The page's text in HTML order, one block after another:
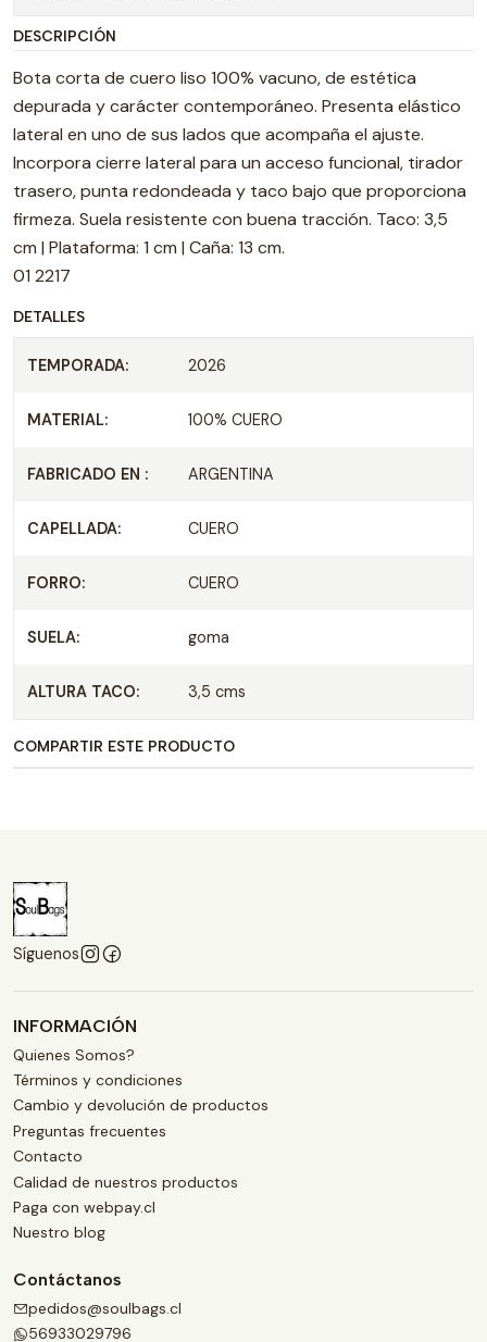
DESCRIPCIÓN
Bota corta de cuero liso 100% vacuno, de estética
depurada y carácter contemporáneo. Presenta elástico
lateral en uno de sus lados que acompaña el ajuste.
Incorpora cierre lateral para un acceso funcional, tirador
trasero, punta redondeada y taco bajo que proporciona
firmeza. Suela resistente con buena tracción. Taco: 3,5
cm | Plataforma: 1 cm | Caña: 13 cm.
01 2217
DETALLES
TEMPORADA: 2026
MATERIAL: 100% CUERO
FABRICADO EN : ARGENTINA
CAPELLADA: CUERO
FORRO: CUERO
SUELA: goma
ALTURA TACO: 3,5 cms
COMPARTIR ESTE PRODUCTO
Síguenos
INFORMACIÓN
Quienes Somos?
Términos y condiciones
Cambio y devolución de productos
Preguntas frecuentes
Contacto
Calidad de nuestros productos
Paga con webpay.cl
Nuestro blog
Contáctanos
pedidos@soulbags.cl
56933029796